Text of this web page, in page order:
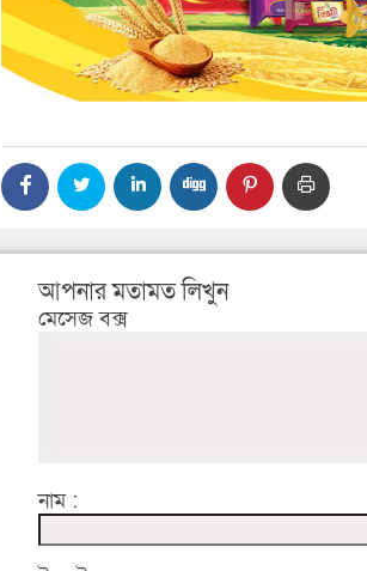
আপনার মতামত লিখুন
মেসেজ বক্স
নাম :